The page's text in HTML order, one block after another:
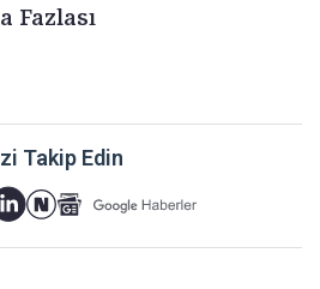
Fazlası
Takip Edin